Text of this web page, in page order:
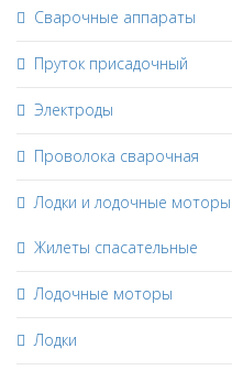
Сварочные аппараты
Пруток присадочный
Электроды
Проволока сварочная
Лодки и лодочные моторы
Жилеты спасательные
Лодочные моторы
Лодки